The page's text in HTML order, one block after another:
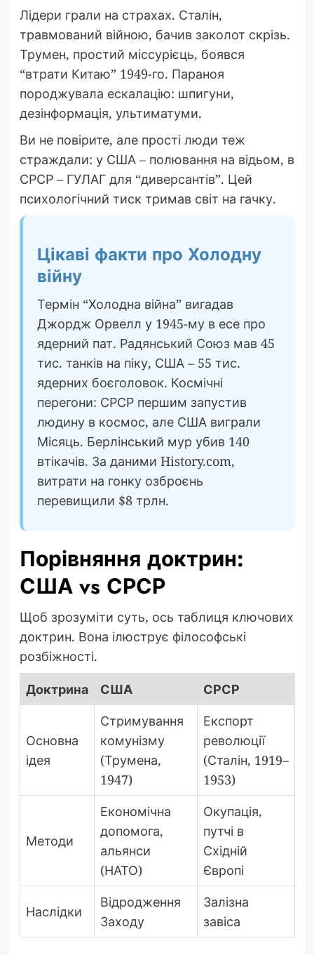
Лідери грали на страхах. Сталін,
травмований війною, бачив заколот скрізь.
Трумен, простий міссурієць, боявся
“втрати Китаю” 1949-го. Параноя
породжувала ескалацію: шпигуни,
дезінформація, ультиматуми.
Ви не повірите, але прості люди теж
страждали: у США – полювання на відьом, в
СРСР – ГУЛАГ для “диверсантів”. Цей
психологічний тиск тримав світ на гачку.
Цікаві факти про Холодну
війну
Термін “Холодна війна” вигадав
Джордж Орвелл у 1945-му в есе про
ядерний пат. Радянський Союз мав 45
тис. танків на піку, США – 55 тис.
ядерних боєголовок. Космічні
перегони: СРСР першим запустив
людину в космос, але США виграли
Місяць. Берлінський мур убив 140
втікачів. За даними History.com,
витрати на гонку озброєнь
перевищили $8 трлн.
Порівняння доктрин:
США vs СРСР
Щоб зрозуміти суть, ось таблиця ключових
доктрин. Вона ілюструє філософські
розбіжності.
Доктрина
США СРСР
Основна
ідея
Стримування
комунізму
(Трумена,
1947)
Експорт
революції
(Сталін, 1919–
1953)
Методи
Економічна
допомога,
альянси
(НАТО)
Окупація,
путчі в
Східній
Європі
Наслідки
Відродження
Заходу
Залізна
завіса